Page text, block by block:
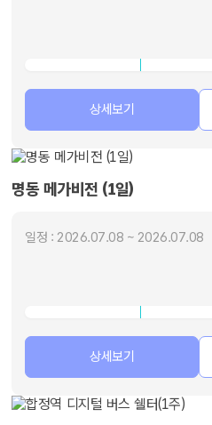
상세보기
명동 메가비전 (1일)
일정 : 2026.07.08 ~ 2026.07.08
상세보기